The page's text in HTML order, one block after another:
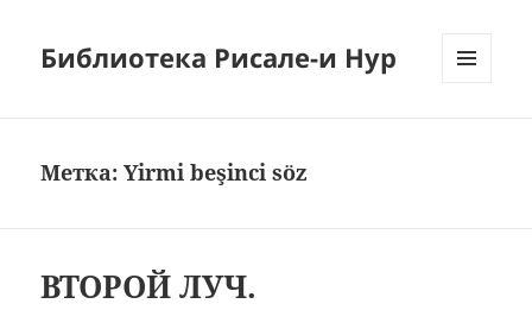
Библиотека Рисале-и Нур
Метка:Yirmi beşinci söz
ВТОРОЙ ЛУЧ.